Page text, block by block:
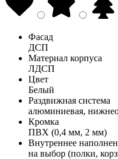
Фасад
ДСП
Материал корпуса
ЛДСП
Цвет
Белый
Раздвижная система
алюминиевая,
Кромка
ПВХ (0,4 мм, 2 мм)
Внутреннее
на выбор (полки,